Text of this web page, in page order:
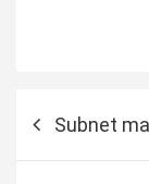
Subnet